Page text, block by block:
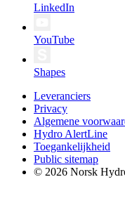
LinkedIn
YouTube
Shapes
Leveranciers
Privacy
Algemene
Hydro AlertLine
Toegankelijkheid
Public sitemap
© 2026 Norsk